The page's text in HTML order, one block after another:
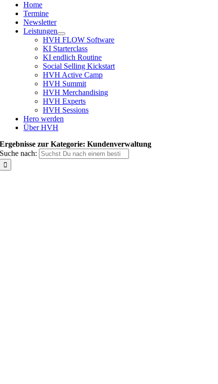
Home
Termine
Newsletter
Leistungen
HVH FLOW Software
KI Starterclass
KI endlich Routine
Social Selling Kickstart
HVH Active Camp
HVH Summit
HVH Merchandising
HVH Experts
HVH Sessions
Hero werden
Über HVH
Ergebnisse zur Kategorie: Kundenverwaltung
Suche nach: